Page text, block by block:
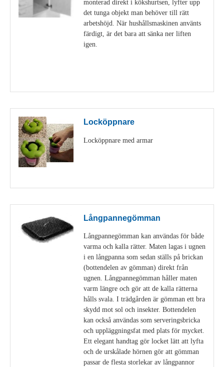
monterad direkt i kökshurtsen, lyfter upp
det tunga objekt man behöver till rätt
arbetshöjd. När hushållsmaskinen använts
färdigt, är det bara att sänka ner liften
igen.
Locköppnare
Locköppnare med armar
Långpannegömman
Långpannegömman kan användas för både
varma och kalla rätter. Maten lagas i ugnen
i en långpanna som sedan ställs på brickan
(bottendelen av gömman) direkt från
ugnen. Långpannegömman håller maten
varm längre och gör att de kalla rätterna
hålls svala. I trädgården är gömman ett bra
skydd mot sol och insekter. Bottendelen
kan också användas som serveringsbricka
och uppläggningsfat med plats för mycket.
Ett elegant handtag gör locket lätt att lyfta
och de urskålade hörnen gör att gömman
passar de flesta storlekar av långpannor